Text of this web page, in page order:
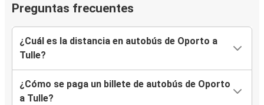
Preguntas frecuentes
¿Cuál es la distancia en autobús de Oporto a
Tulle?
¿Cómo se paga un billete de autobús de Oporto
a Tulle?